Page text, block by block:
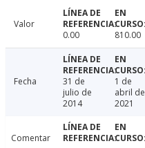
Valor
0.00
810.00
Fecha
31 de
julio de
2014
1 de
abril de
2021
Comentar